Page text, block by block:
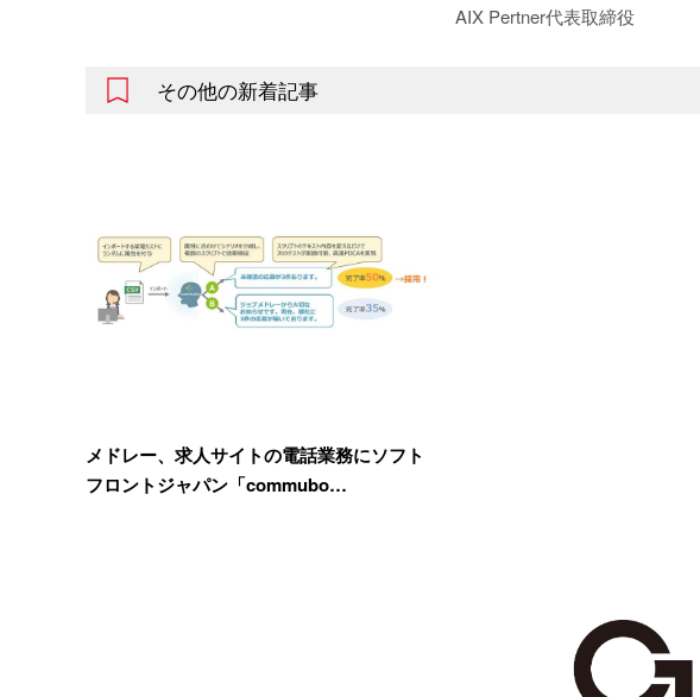
AIX Pertner代表取締役
その他の新着記事
メドレー、求人サイトの電話業務にソフト
フロントジャパン「commubo…